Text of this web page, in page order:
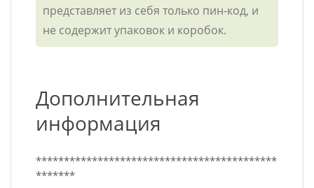
представляет из себя только пин-код, и
не содержит упаковок и коробок.
Дополнительная
информация
*******************************************
*******